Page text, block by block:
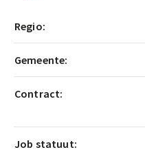
Regio:
Gemeente:
Contract:
Job statuut: